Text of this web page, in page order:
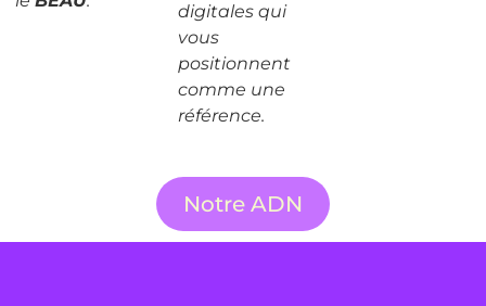
digitales qui
vous
positionnent
comme une
référence.
Notre ADN